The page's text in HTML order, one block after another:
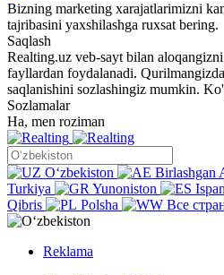
Bizning marketing xarajatlarimizni
tajribasini yaxshilashga ruxsat bering.
Saqlash
Realting.uz veb-sayt bilan
fayllardan foydalanadi.
saqlanishini sozlashingiz mumkin.
Sozlamalar
Ha, men roziman
Oʻzbekiston
Birlashgan
Turkiya
Yunoniston
Qibris
Polsha Все
Reklama